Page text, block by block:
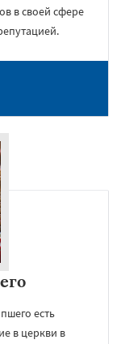
в своей сфере
есть
в церкви в